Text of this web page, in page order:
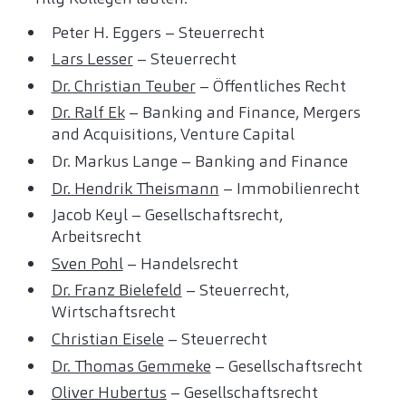
Peter H. Eggers – Steuerrecht
Lars Lesser– Steuerrecht
Dr. Christian Teuber– Öffentliches Recht
Dr. Ralf Ek– Banking and Finance, Mergers
and Acquisitions, Venture Capital
Dr. Markus Lange – Banking and Finance
Dr. Hendrik Theismann – Immobilienrecht
Jacob Keyl – Gesellschaftsrecht,
Arbeitsrecht
Sven Pohl– Handelsrecht
Dr. Franz Bielefeld – Steuerrecht,
Wirtschaftsrecht
Christian Eisele – Steuerrecht
Dr. Thomas Gemmeke – Gesellschaftsrecht
Oliver Hubertus – Gesellschaftsrecht